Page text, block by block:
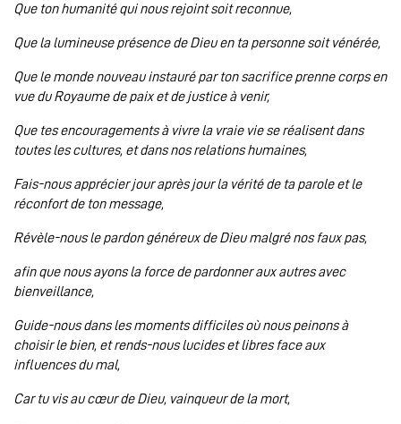
Que ton humanité qui nous rejoint soit reconnue,
Que la lumineuse présence de Dieu en ta personne soit vénérée,
Que le monde nouveau instauré par ton sacrifice prenne corps en
vue du Royaume de paix et de justice à venir,
Que tes encouragements à vivre la vraie vie se réalisent dans
toutes les cultures, et dans nos relations humaines,
Fais-nous apprécier jour après jour la vérité de ta parole et le
réconfort de ton message,
Révèle-nous le pardon généreux de Dieu malgré nos faux pas,
afin que nous ayons la force de pardonner aux autres avec
bienveillance,
Guide-nous dans les moments difficiles où nous peinons à
choisir le bien, et rends-nous lucides et libres face aux
influences du mal,
Car tu vis au cœur de Dieu, vainqueur de la mort,